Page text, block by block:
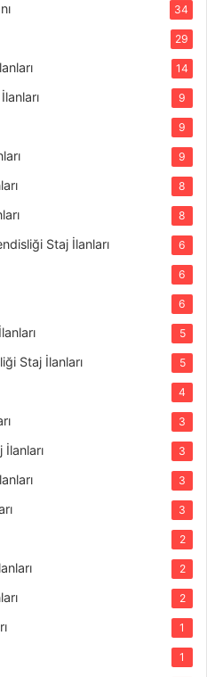
34
29
14
9
9
9
8
8
Staj İlanları 6
6
6
5
Staj İlanları 5
4
3
3
3
3
2
2
2
1
1